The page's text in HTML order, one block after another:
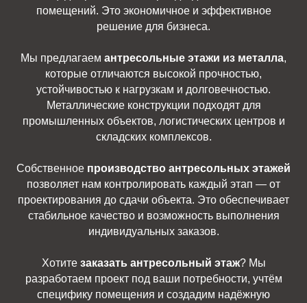
помещений. Это экономичное и эффективное
решение для бизнеса.
Мы предлагаем антресольные этажи из металла,
которые отличаются высокой прочностью,
устойчивостью к нагрузкам и долговечностью.
Металлические конструкции подходят для
промышленных объектов, логистических центров и
складских комплексов.
Собственное производство антресольных этажей
позволяет нам контролировать каждый этап — от
проектирования до сдачи объекта. Это обеспечивает
стабильное качество и возможность выполнения
индивидуальных заказов.
Хотите заказать антресольный этаж? Мы
разработаем проект под ваши потребности, учтём
специфику помещения и создадим надёжную